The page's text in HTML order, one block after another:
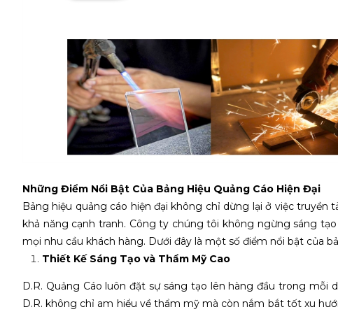
Những Điểm Nổi Bật Của Bảng Hiệu Quảng Cáo Hiện Đại
Bảng hiệu quảng cáo hiện đại không chỉ dừng lại ở việc
khả năng cạnh tranh. Công ty chúng tôi không ngừng sáng
mọi nhu cầu khách hàng. Dưới đây là một số điểm nổi bật của
Thiết Kế Sáng Tạo và Thẩm Mỹ Cao
D.R. Quảng Cáo luôn đặt sự sáng tạo lên hàng đầu trong
D.R. không chỉ am hiểu về thẩm mỹ mà còn nắm bắt tốt xu